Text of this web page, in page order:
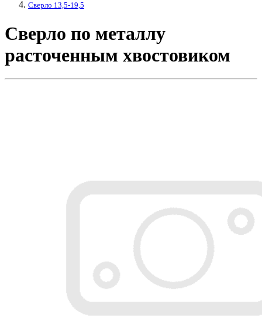
Сверло 13,5-19,5
Сверло по металлу
расточенным хвостовиком